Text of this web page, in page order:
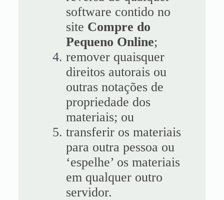
software contido no
site Compre do
Pequeno Online;
remover quaisquer
direitos autorais ou
outras notações de
propriedade dos
materiais; ou
transferir os materiais
para outra pessoa ou
‘espelhe’ os materiais
em qualquer outro
servidor.